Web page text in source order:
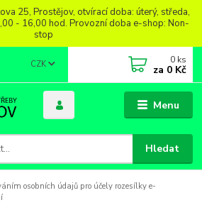
25, Prostějov, otvírací doba: úterý, středa,
- 16,00 hod. Provozní doba e-shop: Non-
stop
Menu
CZK
Hledat
0 ks
za 0 Kč
osobních údajů pro účely rozesílky e-